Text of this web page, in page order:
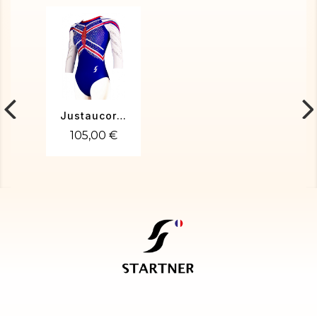
Justaucorps gym Tatiana-01
105,00 €